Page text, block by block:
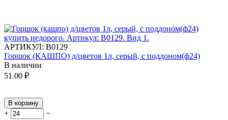
АРТИКУЛ: В0129
Горшок (КАШПО) д/цветов 1л, серый, с поддоном(ф24)
В наличии
51.00 ₽
В корзину
+ −